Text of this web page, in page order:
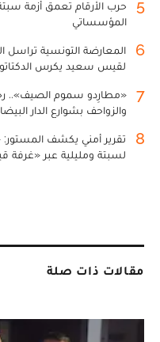
5
حرب الأرقام تعمق أزمة
المؤسساتي
6
المعارضة التونسية تراسل
لقيس سعيد يكرس
7
«مطارِدو سموم الصيف»..
والزواحف بشوارع الدار
8
تقرير أمني يكشف المستور:
لسبتة ومليلية عبر «غرفة
مقالات ذات صلة